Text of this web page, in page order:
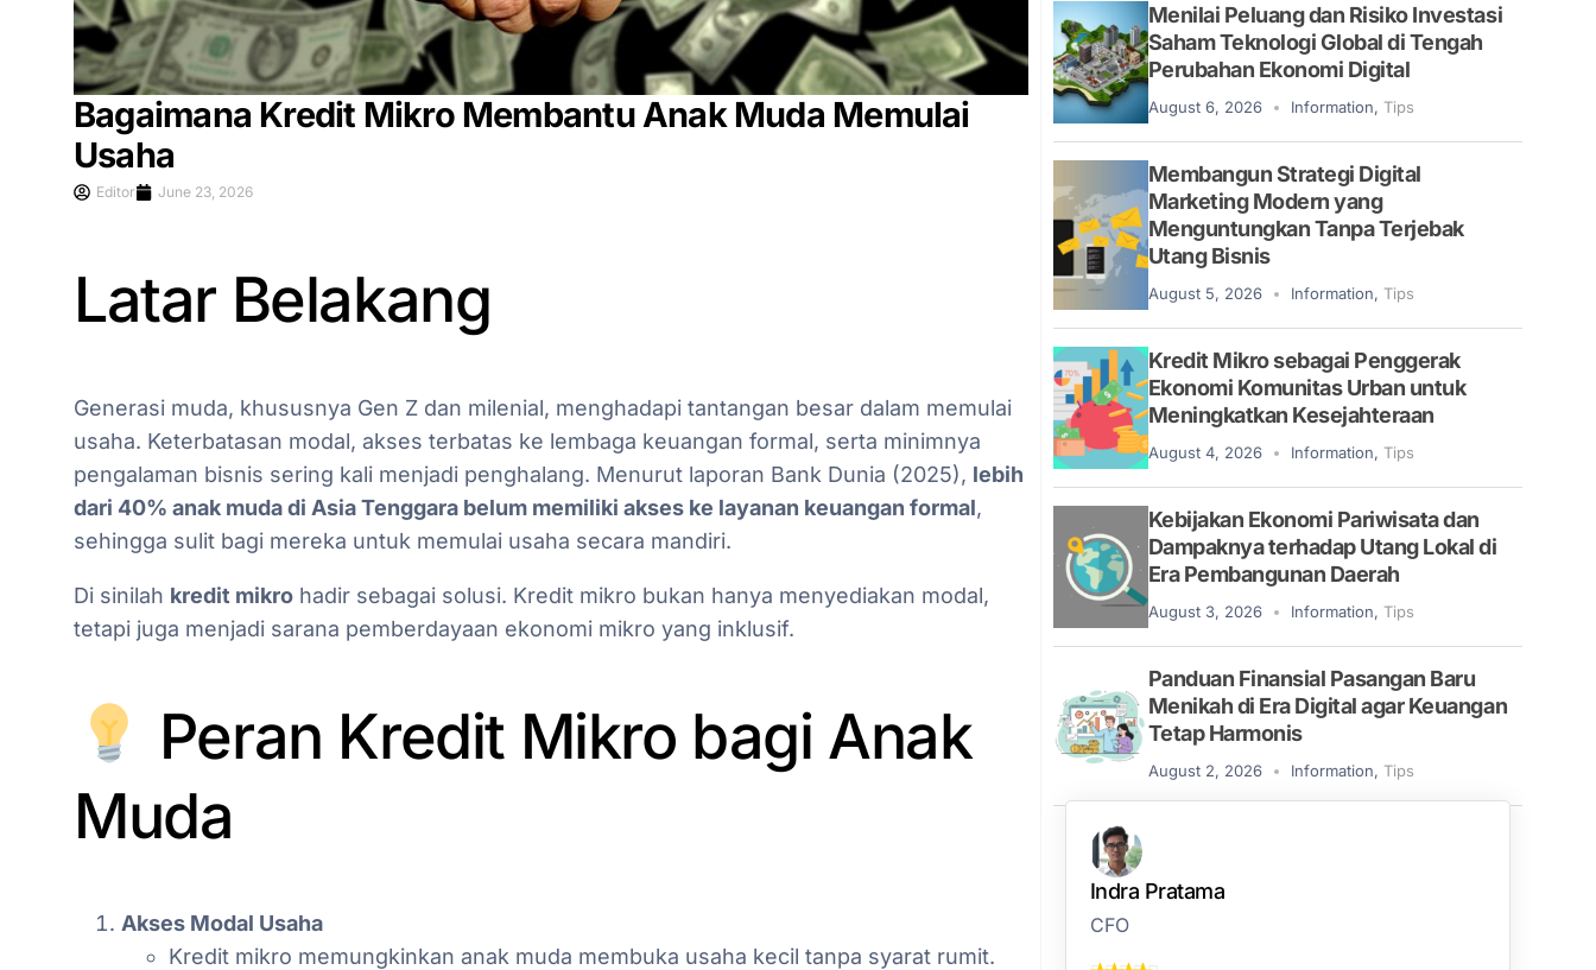
Bagaimana Kredit Mikro Membantu Anak Muda Memulai
Usaha
Editor June 23, 2026
Latar Belakang
Generasi muda, khususnya Gen Z dan milenial, menghadapi tantangan besar dalam memulai
usaha. Keterbatasan modal, akses terbatas ke lembaga keuangan formal, serta minimnya
pengalaman bisnis sering kali menjadi penghalang. Menurut laporan Bank Dunia (2025), lebih
dari 40% anak muda di Asia Tenggara belum memiliki akses ke layanan keuangan formal,
sehingga sulit bagi mereka untuk memulai usaha secara mandiri.
Di sinilah kredit mikro hadir sebagai solusi. Kredit mikro bukan hanya menyediakan modal,
tetapi juga menjadi sarana pemberdayaan ekonomi mikro yang inklusif.
Peran Kredit Mikro bagi Anak
Muda
Akses Modal Usaha
Kredit mikro memungkinkan anak muda membuka usaha kecil tanpa syarat rumit.
Menilai Peluang dan Risiko Investasi
Saham Teknologi Global di Tengah
Perubahan Ekonomi Digital
August 6, 2026 Information, Tips
Membangun Strategi Digital
Marketing Modern yang
Menguntungkan Tanpa Terjebak
Utang Bisnis
August 5, 2026 Information, Tips
Kredit Mikro sebagai Penggerak
Ekonomi Komunitas Urban untuk
Meningkatkan Kesejahteraan
August 4, 2026 Information, Tips
Kebijakan Ekonomi Pariwisata dan
Dampaknya terhadap Utang Lokal di
Era Pembangunan Daerah
August 3, 2026 Information, Tips
Panduan Finansial Pasangan Baru
Menikah di Era Digital agar Keuangan
Tetap Harmonis
August 2, 2026 Information, Tips
Indra Pratama
CFO